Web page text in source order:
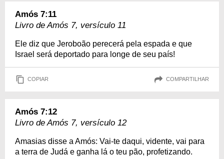
Amós 7:11
Livro de Amós 7, versículo 11
Ele diz que Jeroboão perecerá pela espada e que
Israel será deportado para longe de seu país!
COPIAR COMPARTILHAR
Amós 7:12
Livro de Amós 7, versículo 12
Amasias disse a Amós: Vai-te daqui, vidente, vai para
a terra de Judá e ganha lá o teu pão, profetizando.